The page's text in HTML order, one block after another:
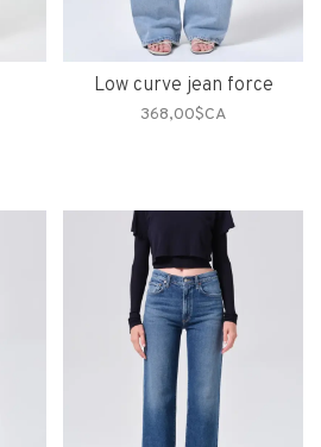
Low curve jean force
368,00$CA